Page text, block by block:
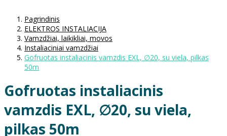
Pagrindinis
ELEKTROS INSTALIACIJA
Vamzdžiai, laikikliai, movos
Instaliaciniai vamzdžiai
Gofruotas instaliacinis vamzdis EXL, ∅20, su viela, pilkas
50m
Gofruotas instaliacinis
vamzdis EXL, ∅20, su viela,
pilkas 50m